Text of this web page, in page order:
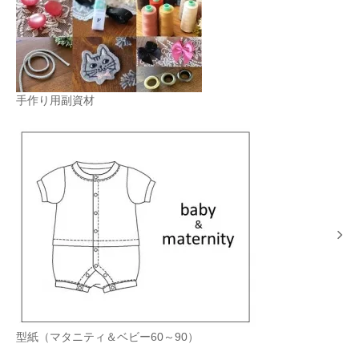
手作り用副資材
型紙（マタニティ＆ベビー60～90）